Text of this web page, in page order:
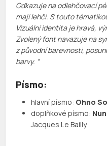
Odkazuje na odlehčovací
mají lehčí. S touto
Vizuální identita je hravá,
Zvolený font navazuje na
z původní barevnosti,
barvy. “
Písmo:
hlavní písmo: Ohno
doplňkové písmo:
Jacques Le Bailly